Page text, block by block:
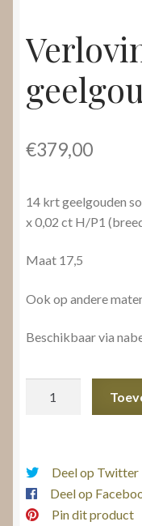
€379,00
14 krt geelgouden
x 0,02 ct H/P1
Maat 17,5
Ook op andere
Beschikbaar via
Deel op Twitter
Deel op
Pin dit product